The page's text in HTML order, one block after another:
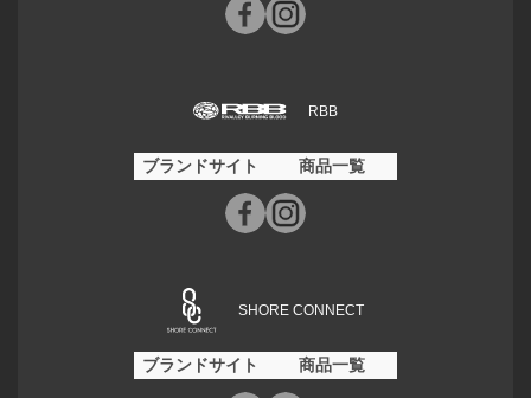
RBB
ブランドサイト 商品一覧
SHORE CONNECT
ブランドサイト 商品一覧